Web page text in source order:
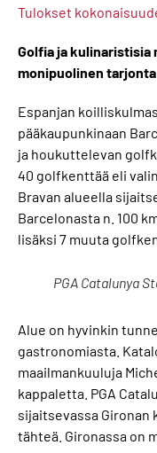
Tulokset
Golfia ja kulinaristisia
monipuolinen tarjonta
Espanjan
pääkaupunkinaan
ja houkuttelevan
40 golfkenttää eli
Bravan alueella
Barcelonasta n. 100
lisäksi 7 muuta
PGA Catalunya
Alue on hyvinkin
gastronomiasta.
maailmankuuluja
kappaletta. PGA
sijaitsevassa Gironan
tähteä. Gironassa on